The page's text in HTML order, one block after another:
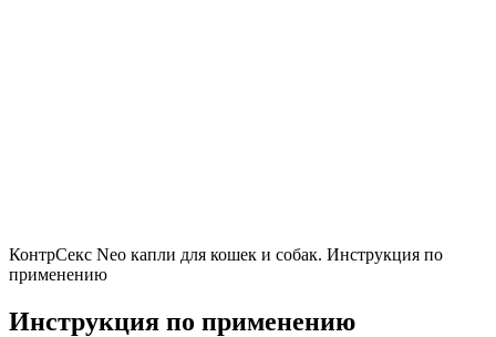
КонтрСекс Neo капли для кошек и собак. Инструкция по
применению
Инструкция по применению